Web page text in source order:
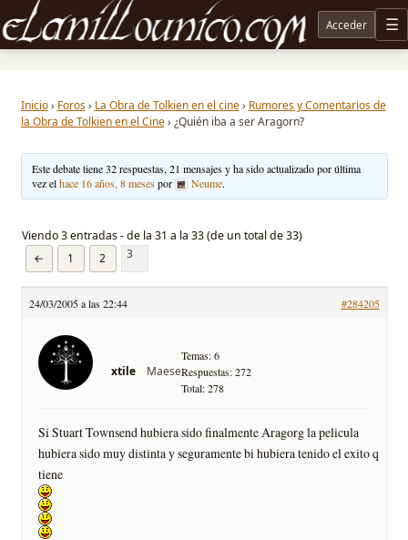
Noticias sobre Tolkien: El Señor de los Anillos, Los Anillos de Poder, La Caza de Gollum, la
Acceder
Inicio › Foros › La Obra de Tolkien en el cine › Rumores y Comentarios de
la Obra de Tolkien en el Cine › ¿Quién iba a ser Aragorn?
Este debate tiene 32 respuestas, 21 mensajes y ha sido actualizado por última
vez elhace 16 años, 8 mesespor Neume.
Viendo 3 entradas - de la 31 a la 33 (de un total de 33)
←
1 2 3
24/03/2005 a las 22:44 #284205
xtile Maese
Temas: 6
Respuestas: 272
Total: 278
Si Stuart Townsend hubiera sido finalmente Aragorg la pelicula
hubiera sido muy distinta y seguramente bi hubiera tenido el exito q
tiene